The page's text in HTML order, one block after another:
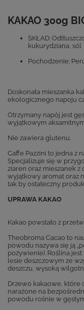
KAKAO 300g
SKŁAD:
kukurydziana, sól
Pochodzenie:
Doskonała mieszanka
ekologicznego napoju
Otrzymany napój jest
wyjątkowym
Nie zawiera glutenu.
Caffe Pazzini to jedna z
Specjalizuje się w
ziaren oraz mieszanek z
wyjątkowy aromat oraz
tak by ostateczny
UPRAWA KAKAO
Kakao powstało z
Theobroma Cacao to
powodu nazywa się ją
pożywienie). Roślina
lesie deszczowym ze
deszczu, wysoką
Drzewo kakaowe, które
narażone na
powodu rośnie w